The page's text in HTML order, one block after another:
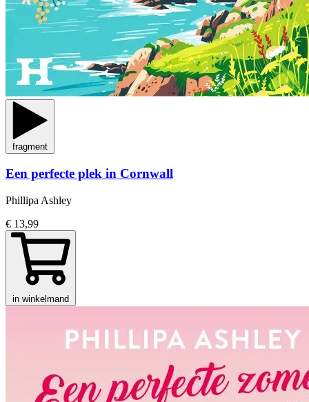
fragment
Een perfecte plek in Cornwall
Phillipa Ashley
€ 13,99
in winkelmand